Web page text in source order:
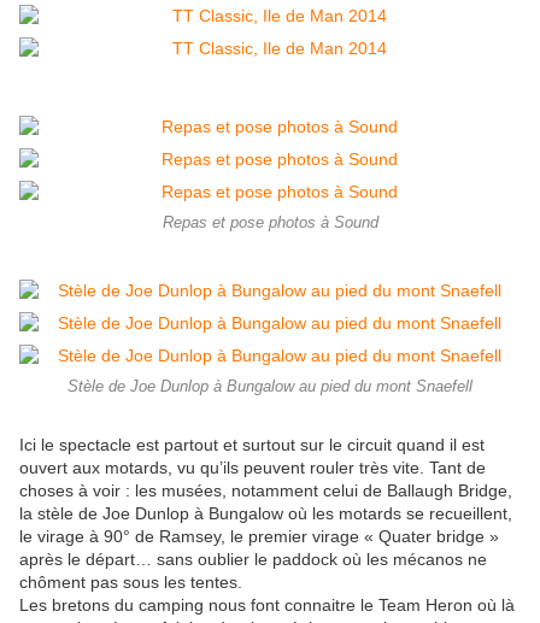
Repas et pose photos à Sound
Stèle de Joe Dunlop à Bungalow au pied du mont Snaefell
Ici le spectacle est partout et surtout sur le circuit quand il est
ouvert aux motards, vu qu’ils peuvent rouler très vite. Tant de
choses à voir : les musées, notamment celui de Ballaugh Bridge,
la stèle de Joe Dunlop à Bungalow où les motards se recueillent,
le virage à 90° de Ramsey, le premier virage « Quater bridge »
après le départ… sans oublier le paddock où les mécanos ne
chôment pas sous les tentes.
Les bretons du camping nous font connaitre le Team Heron où là